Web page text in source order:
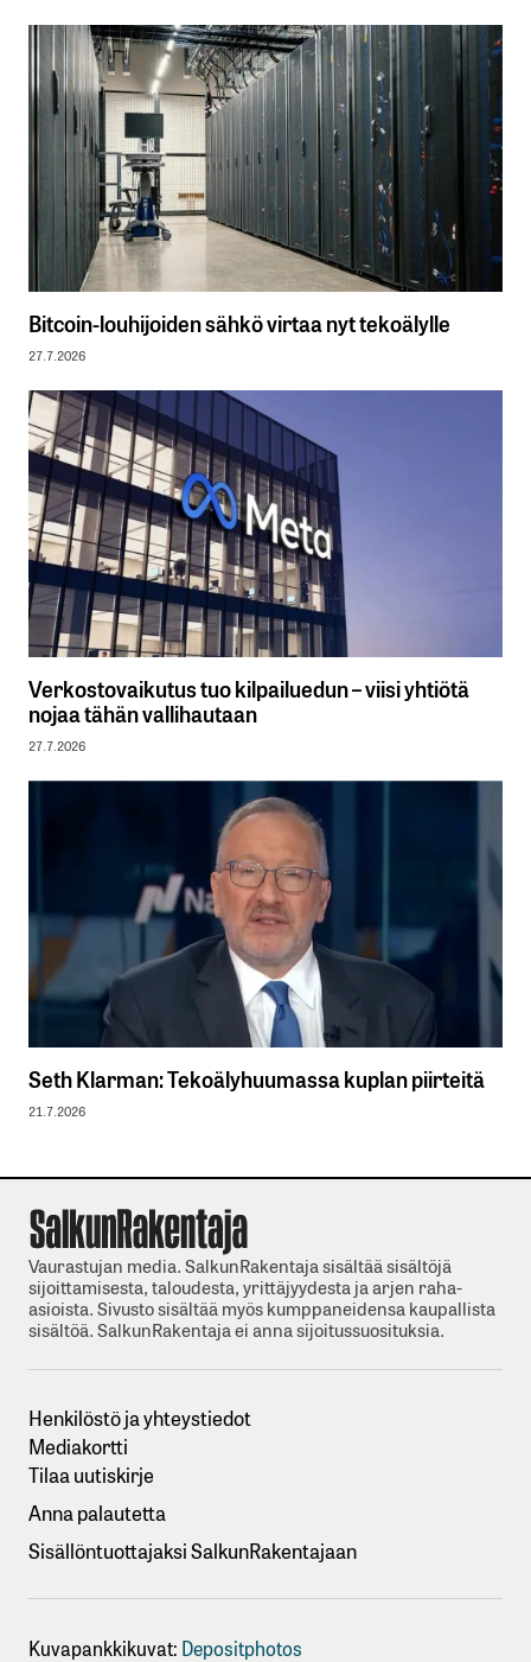
Bitcoin-louhijoiden sähkö virtaa nyt tekoälylle
27.7.2026
Verkostovaikutus tuo kilpailuedun – viisi yhtiötä
nojaa tähän vallihautaan
27.7.2026
Seth Klarman: Tekoälyhuumassa kuplan piirteitä
21.7.2026
Vaurastujan media. SalkunRakentaja sisältää sisältöjä
sijoittamisesta, taloudesta, yrittäjyydesta ja arjen raha-
asioista. Sivusto sisältää myös kumppaneidensa kaupallista
sisältöä. SalkunRakentaja ei anna sijoitussuosituksia.
Henkilöstö ja yhteystiedot
Mediakortti
Tilaa uutiskirje
Anna palautetta
Sisällöntuottajaksi SalkunRakentajaan
Kuvapankkikuvat: Depositphotos